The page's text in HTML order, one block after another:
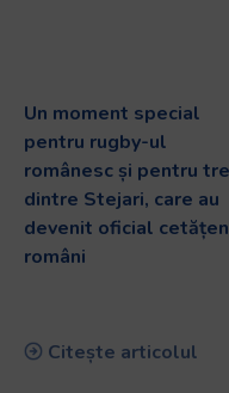
Un moment special
pentru rugby-ul
românesc și pentru
dintre Stejari, care au
devenit oficial
români
Citește articolul